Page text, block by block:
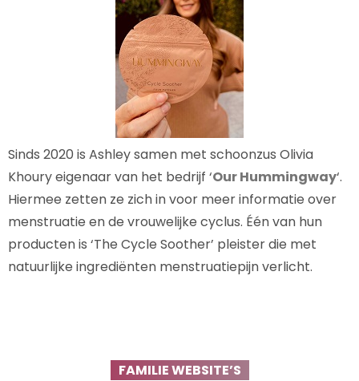
Sinds 2020 is Ashley samen met schoonzus Olivia
Khoury eigenaar van het bedrijf ‘Our Hummingway‘.
Hiermee zetten ze zich in voor meer informatie over
menstruatie en de vrouwelijke cyclus. Één van hun
producten is ‘The Cycle Soother’ pleister die met
natuurlijke ingrediënten menstruatiepijn verlicht.
FAMILIE WEBSITE’S